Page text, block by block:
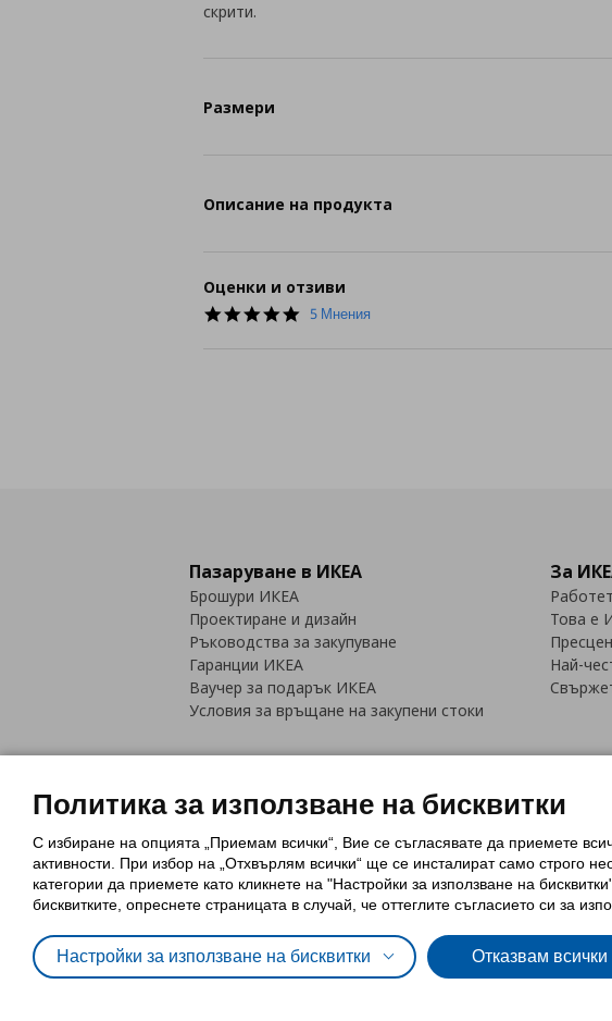
скрити.
Размери
Описание на продукта
Оценки и отзиви
4.8
5 Мнения
Пазаруване в ИКЕА
Брошури ИКЕА
Проектиране и дизайн
Ръководства за закупуване
Гаранции ИКЕА
Ваучер за подарък ИКЕА
Условия за връщане на закупени стоки
За
Това е
Най-
Политика за използване на бисквитки (Cookies)
Обща политика за личните данни
Политика за
Политика за защита на лични данни на програма
Политика за използване на бисквитки
С избиране на опцията „Приемам всички“, Вие се съгласявате да приемете
активности. При избор на „Отхвърлям всички“ ще се инсталират само строго
категории да приемете като кликнете на "Настройки за използване на
бисквитките, опреснете страницата в случай, че оттеглите съгласието си за
Настройки за използване на бисквитки Отказвам всички